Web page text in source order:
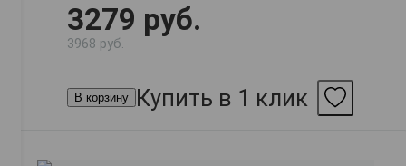
3279 руб.
3968 руб.
В корзину Купить в 1 клик